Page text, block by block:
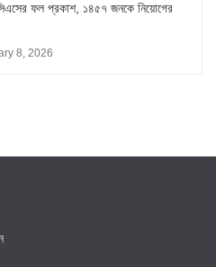
ফল প্রকাশ, ১৪৫৭ জনকে নিয়োগের
8, 2026